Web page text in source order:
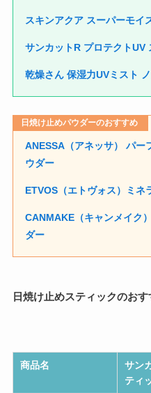
スキンアクア スーパーモイ
サンカットR プロテクトUV
乾燥さん 保湿力UVミスト
日焼け止めパウダーのおすすめ
ANESSA（アネッサ） パー
ウダー
ETVOS（エトヴォス）ミネ
CANMAKE（キャンメイク
ダー
日焼け止めスティックのおす
商品名
サン
ティ